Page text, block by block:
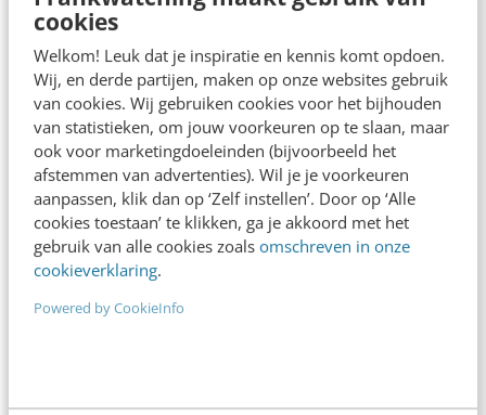
cookies
Welkom! Leuk dat je inspiratie en kennis komt opdoen.
Wij, en derde partijen, maken op onze websites gebruik
van cookies. Wij gebruiken cookies voor het bijhouden
van statistieken, om jouw voorkeuren op te slaan, maar
ook voor marketingdoeleinden (bijvoorbeeld het
afstemmen van advertenties). Wil je je voorkeuren
aanpassen, klik dan op ‘Zelf instellen’. Door op ‘Alle
cookies toestaan’ te klikken, ga je akkoord met het
gebruik van alle cookies zoals omschreven in onze
cookieverklaring.
Powered by CookieInfo
Frankwatching
Adverteren
Contact
Nieuwsbrieven
Over ons
Ons team